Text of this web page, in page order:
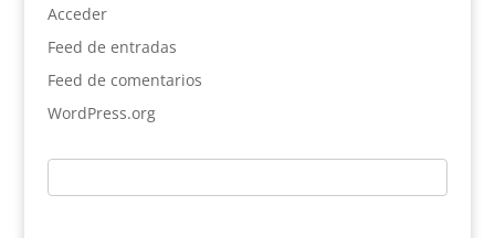
Acceder
Feed de entradas
Feed de comentarios
WordPress.org